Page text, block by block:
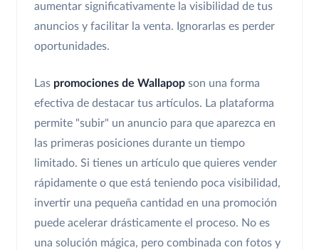
aumentar significativamente la visibilidad de tus
anuncios y facilitar la venta. Ignorarlas es perder
oportunidades.
Las promociones de Wallapop son una forma
efectiva de destacar tus artículos. La plataforma
permite "subir" un anuncio para que aparezca en
las primeras posiciones durante un tiempo
limitado. Si tienes un artículo que quieres vender
rápidamente o que está teniendo poca visibilidad,
invertir una pequeña cantidad en una promoción
puede acelerar drásticamente el proceso. No es
una solución mágica, pero combinada con fotos y